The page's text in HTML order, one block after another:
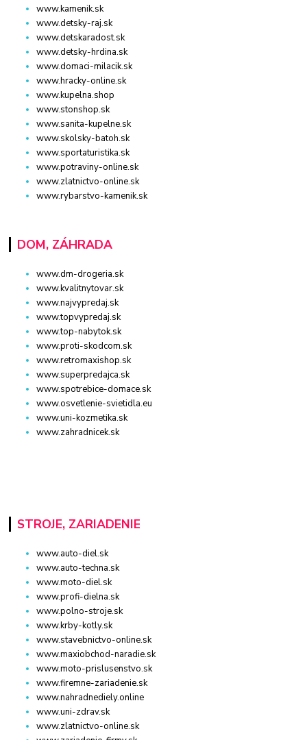
www.kamenik.sk
www.detsky-raj.sk
www.detskaradost.sk
www.detsky-hrdina.sk
www.domaci-milacik.sk
www.hracky-online.sk
www.kupelna.shop
www.stonshop.sk
www.sanita-kupelne.sk
www.skolsky-batoh.sk
www.sportaturistika.sk
www.potraviny-online.sk
www.zlatnictvo-online.sk
www.rybarstvo-kamenik.sk
DOM, ZÁHRADA
www.dm-drogeria.sk
www.kvalitnytovar.sk
www.najvypredaj.sk
www.topvypredaj.sk
www.top-nabytok.sk
www.proti-skodcom.sk
www.retromaxishop.sk
www.superpredajca.sk
www.spotrebice-domace.sk
www.osvetlenie-svietidla.eu
www.uni-kozmetika.sk
www.zahradnicek.sk
STROJE, ZARIADENIE
www.auto-diel.sk
www.auto-techna.sk
www.moto-diel.sk
www.profi-dielna.sk
www.polno-stroje.sk
www.krby-kotly.sk
www.stavebnictvo-online.sk
www.maxiobchod-naradie.sk
www.moto-prislusenstvo.sk
www.firemne-zariadenie.sk
www.nahradnediely.online
www.uni-zdrav.sk
www.zlatnictvo-online.sk